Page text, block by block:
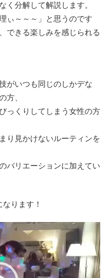
く分解して解説します。
ぃ～～～」と思うのです
できる楽しみを感じられる
がいつも同じのしかデな
方、
っくりしてしまう女性の方
り見かけないルーティンを
バリエーションに加えてい
ります！